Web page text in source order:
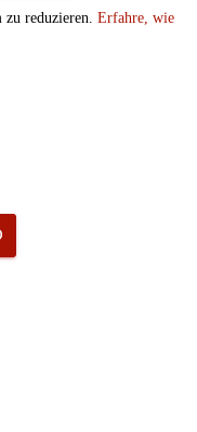
zu reduzieren. Erfahre, wie